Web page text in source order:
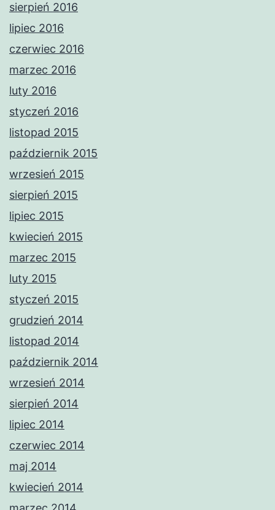
sierpień 2016
lipiec 2016
czerwiec 2016
marzec 2016
luty 2016
styczeń 2016
listopad 2015
październik 2015
wrzesień 2015
sierpień 2015
lipiec 2015
kwiecień 2015
marzec 2015
luty 2015
styczeń 2015
grudzień 2014
listopad 2014
październik 2014
wrzesień 2014
sierpień 2014
lipiec 2014
czerwiec 2014
maj 2014
kwiecień 2014